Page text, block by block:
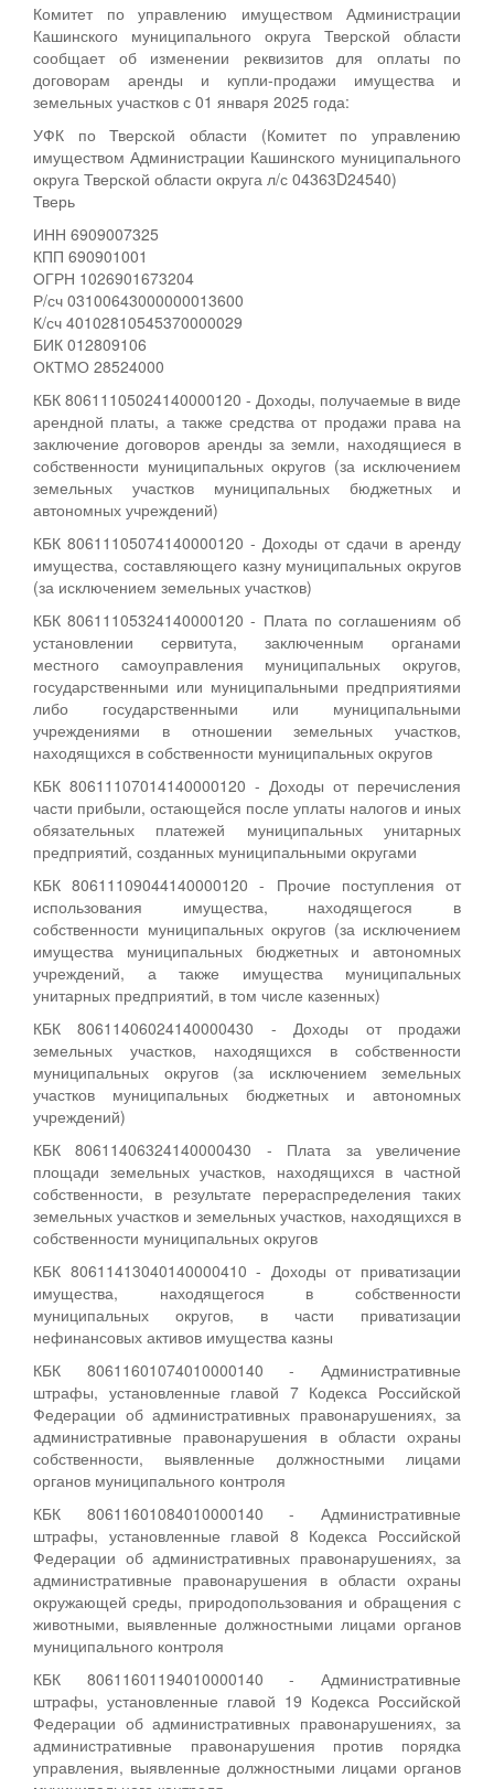
Комитет по управлению имуществом Администрации
Кашинского муниципального округа Тверской области
сообщает об изменении реквизитов для оплаты по
договорам аренды и купли-продажи имущества и
земельных участков с 01 января 2025 года:
УФК по Тверской области (Комитет по управлению
имуществом Администрации Кашинского муниципального
округа Тверской области округа л/с 04363D24540)
Тверь
ИНН 6909007325
КПП 690901001
ОГРН 1026901673204
Р/сч 03100643000000013600
К/сч 40102810545370000029
БИК 012809106
ОКТМО 28524000
КБК 80611105024140000120 - Доходы, получаемые в виде
арендной платы, а также средства от продажи права на
заключение договоров аренды за земли, находящиеся в
собственности муниципальных округов (за исключением
земельных участков муниципальных бюджетных и
автономных учреждений)
КБК 80611105074140000120 - Доходы от сдачи в аренду
имущества, составляющего казну муниципальных округов
(за исключением земельных участков)
КБК 80611105324140000120 - Плата по соглашениям об
установлении сервитута, заключенным органами
местного самоуправления муниципальных округов,
государственными или муниципальными предприятиями
либо государственными или муниципальными
учреждениями в отношении земельных участков,
находящихся в собственности муниципальных округов
КБК 80611107014140000120 - Доходы от перечисления
части прибыли, остающейся после уплаты налогов и иных
обязательных платежей муниципальных унитарных
предприятий, созданных муниципальными округами
КБК 80611109044140000120 - Прочие поступления от
использования имущества, находящегося в
собственности муниципальных округов (за исключением
имущества муниципальных бюджетных и автономных
учреждений, а также имущества муниципальных
унитарных предприятий, в том числе казенных)
КБК 80611406024140000430 - Доходы от продажи
земельных участков, находящихся в собственности
муниципальных округов (за исключением земельных
участков муниципальных бюджетных и автономных
учреждений)
КБК 80611406324140000430 - Плата за увеличение
площади земельных участков, находящихся в частной
собственности, в результате перераспределения таких
земельных участков и земельных участков, находящихся в
собственности муниципальных округов
КБК 80611413040140000410 - Доходы от приватизации
имущества, находящегося в собственности
муниципальных округов, в части приватизации
нефинансовых активов имущества казны
КБК 80611601074010000140 - Административные
штрафы, установленные главой 7 Кодекса Российской
Федерации об административных правонарушениях, за
административные правонарушения в области охраны
собственности, выявленные должностными лицами
органов муниципального контроля
КБК 80611601084010000140 - Административные
штрафы, установленные главой 8 Кодекса Российской
Федерации об административных правонарушениях, за
административные правонарушения в области охраны
окружающей среды, природопользования и обращения с
животными, выявленные должностными лицами органов
муниципального контроля
КБК 80611601194010000140 - Административные
штрафы, установленные главой 19 Кодекса Российской
Федерации об административных правонарушениях, за
административные правонарушения против порядка
управления, выявленные должностными лицами органов